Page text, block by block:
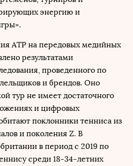
энергию и
ATP на передовых медийных
результатами
проведенного по
и брендов. Оно
тур не имеет достаточного
и цифровых
поклонники тенниса из
и поколения Z. В
в период с 2019 по
среди 18-34-летних